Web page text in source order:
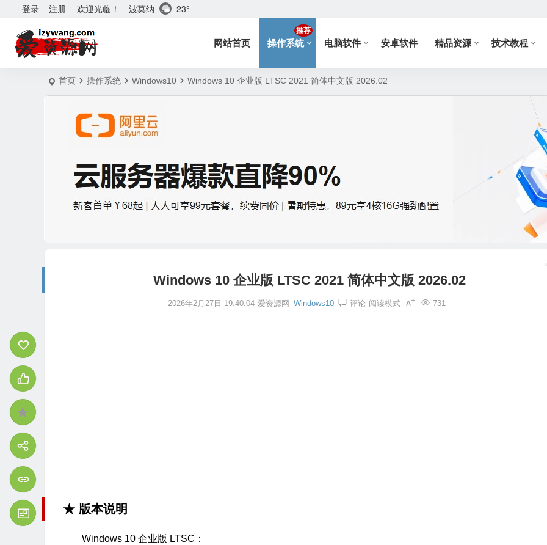
欢迎光临！
登录 注册 波莫纳 23°
网站首页 操作系统
推荐
电脑软件 安卓软件 精品资源 技术教程
首页 操作系统 Windows10 Windows 10 企业版 LTSC 2021 简体中文版 2026.02
Windows 10 企业版 LTSC 2021 简体中文版 2026.02
2026年2月27日 19:40:04 爱资源网 Windows10 评论 731
阅读模式
★ 版本说明
Windows 10 企业版 LTSC：